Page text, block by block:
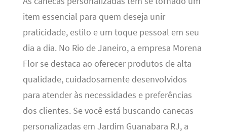
item essencial para quem deseja unir
praticidade, estilo e um toque pessoal em seu
dia a dia. No Rio de Janeiro, a empresa Morena
Flor se destaca ao oferecer produtos de alta
qualidade, cuidadosamente desenvolvidos
para atender às necessidades e preferências
dos clientes. Se você está buscando canecas
personalizadas em Jardim Guanabara RJ, a